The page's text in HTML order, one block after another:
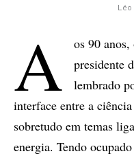
Léo
A
os 90
presidente
lembrado
interface entre a
sobretudo em temas
energia. Tendo